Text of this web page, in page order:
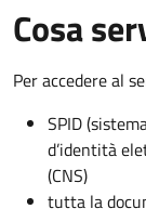
Cosa
Per accedere al
SPID
d’identità
(CNS)
tutta la